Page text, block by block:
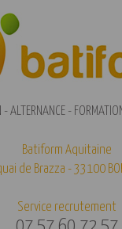
- ALTERNANCE -
Batiform Aquitaine
de Brazza - 33100
Service recrutement